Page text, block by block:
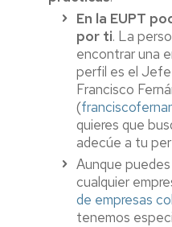
En la EUPT
por ti. La
encontrar una
perfil es el
Francisco
(
quieres que
adecúe a tu
Aunque
cualquier
de empresas
tenemos